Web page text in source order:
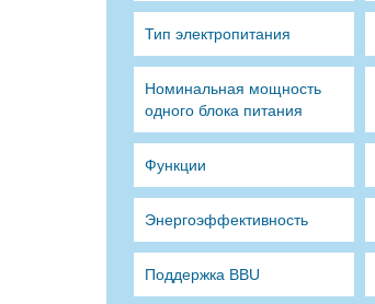
Тип электропитания
Номинальная мощность
одного блока питания
Функции
Энергоэффективность
Поддержка BBU